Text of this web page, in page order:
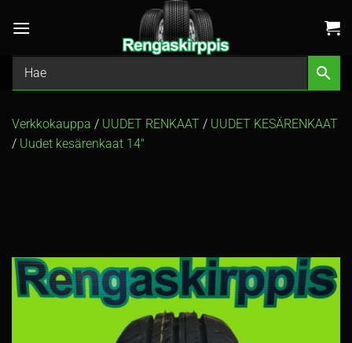
Verkkokauppa / UUDET RENKAAT / UUDET KESÄRENKAAT
/ Uudet kesärenkaat 14″